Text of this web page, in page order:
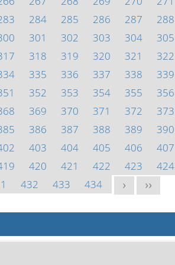
284 285 286 287 288
301 302 303 304 305
318 319 320 321 322
335 336 337 338 339
352 353 354 355 356
369 370 371 372 373
386 387 388 389 390
403 404 405 406 407
420 421 422 423 424
432 433 434 > >>